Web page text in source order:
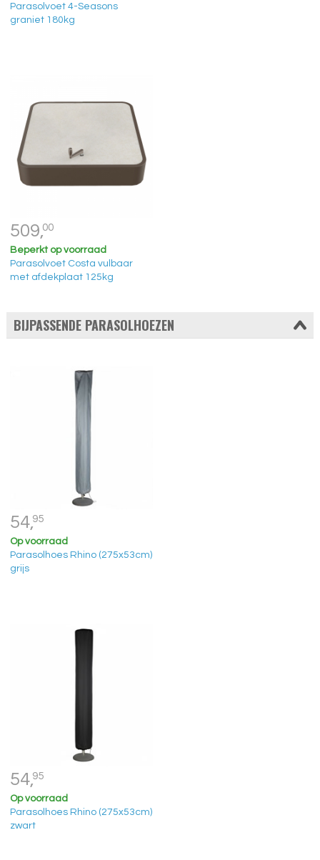
Parasolvoet 4-Seasons
graniet 180kg
509,00
Beperkt op voorraad
Parasolvoet Costa vulbaar
met afdekplaat 125kg
BIJPASSENDE PARASOLHOEZEN
54,95
Op voorraad
Parasolhoes Rhino (275x53cm)
grijs
54,95
Op voorraad
Parasolhoes Rhino (275x53cm)
zwart